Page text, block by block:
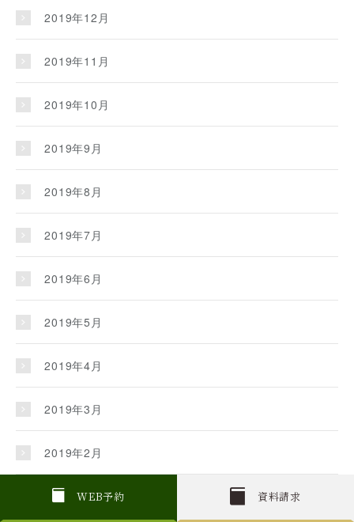
W EB予約 資料請求
2019年12月
2019年11月
2019年10月
2019年9月
2019年8月
2019年7月
2019年6月
2019年5月
2019年4月
2019年3月
2019年2月
2019年1月